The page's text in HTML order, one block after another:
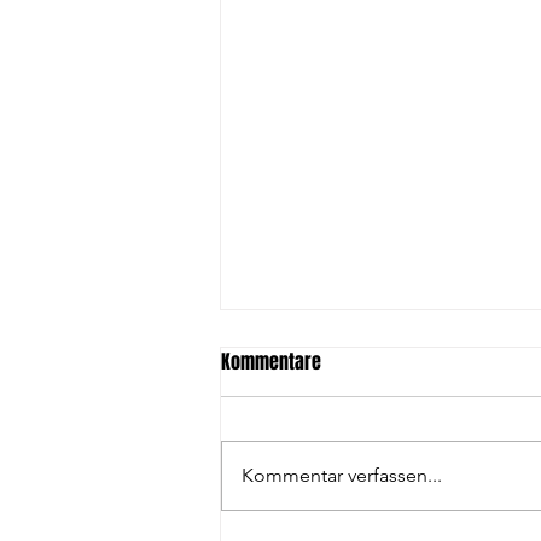
Kommentare
Kommentar verfassen...